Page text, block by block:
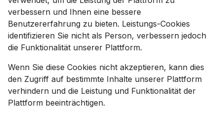
verbessern und Ihnen eine bessere
Benutzererfahrung zu bieten. Leistungs-Cookies
identifizieren Sie nicht als Person, verbessern jedoch
die Funktionalität unserer Plattform.
Wenn Sie diese Cookies nicht akzeptieren, kann dies
den Zugriff auf bestimmte Inhalte unserer Plattform
verhindern und die Leistung und Funktionalität der
Plattform beeinträchtigen.